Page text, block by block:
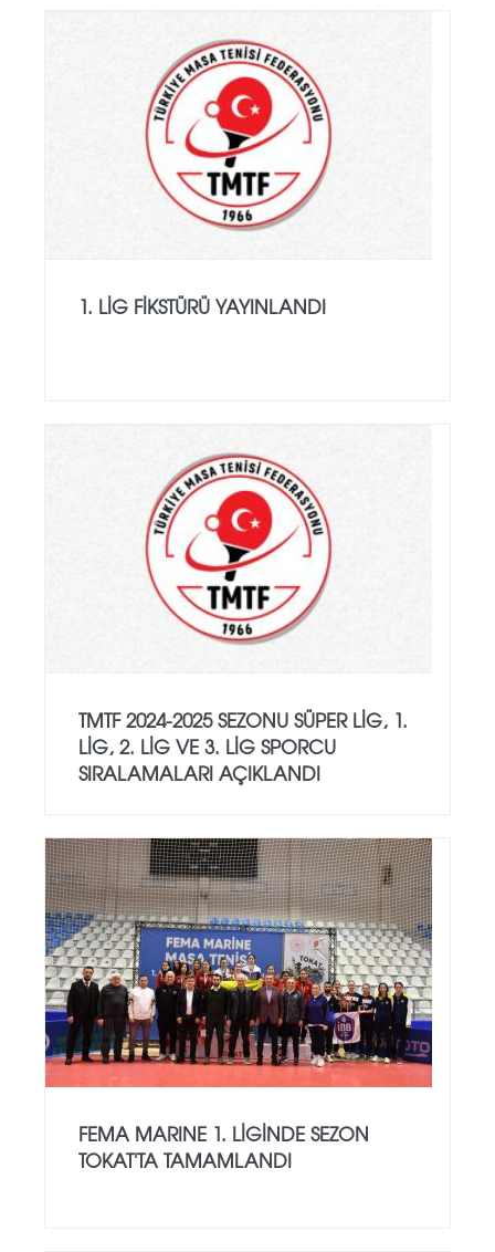
1. LIG FIKSTÜRÜ YAYINLANDI
TMTF 2024-2025 SEZONU SÜPER LIG, 1.
LIG, 2. LIG VE 3. LIG SPORCU
SIRALAMALARI AÇIKLANDI
FEMA MARINE 1. LIGINDE SEZON
TOKAT'TA TAMAMLANDI